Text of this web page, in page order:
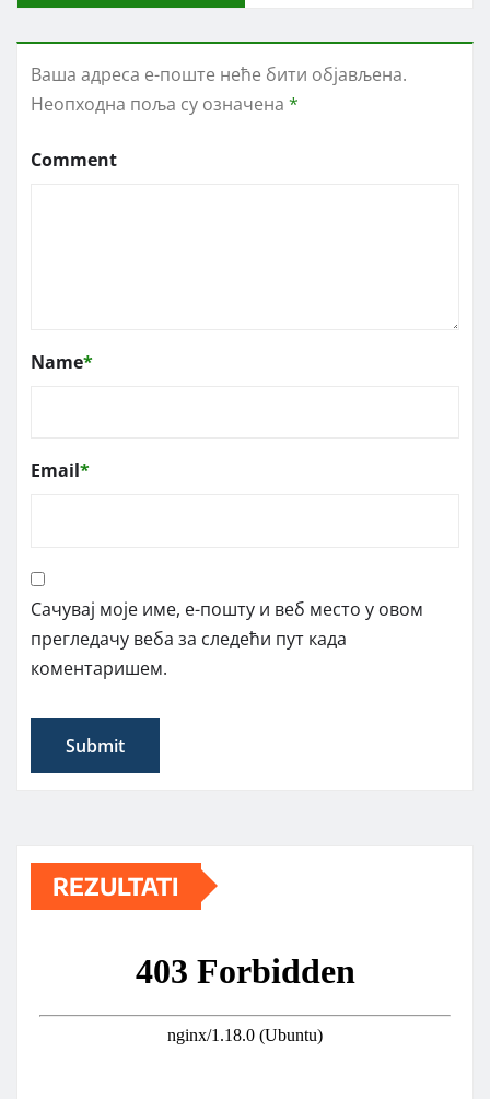
Ваша адреса е-поште неће бити објављена.
Неопходна поља су означена *
Comment
Name*
Email*
Сачувај моје име, е-пошту и веб место у овом
прегледачу веба за следећи пут када
коментаришем.
REZULTATI